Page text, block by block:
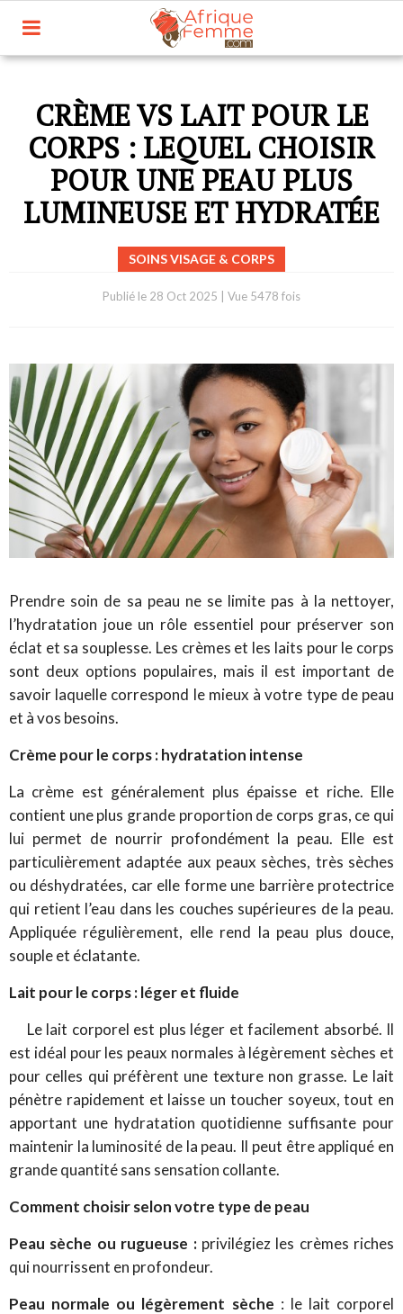
CRÈME VS LAIT POUR LE
CORPS : LEQUEL CHOISIR
POUR UNE PEAU PLUS
LUMINEUSE ET HYDRATÉE
SOINS VISAGE & CORPS
Publié le 28 Oct 2025 Vue 5478 fois
Prendre soin de sa peau ne se limite pas à la nettoyer,
l’hydratation joue un rôle essentiel pour préserver son
éclat et sa souplesse. Les crèmes et les laits pour le corps
sont deux options populaires, mais il est important de
savoir laquelle correspond le mieux à votre type de peau
et à vos besoins.
Crème pour le corps : hydratation intense
La crème est généralement plus épaisse et riche. Elle
contient une plus grande proportion de corps gras, ce qui
lui permet de nourrir profondément la peau. Elle est
particulièrement adaptée aux peaux sèches, très sèches
ou déshydratées, car elle forme une barrière protectrice
qui retient l’eau dans les couches supérieures de la peau.
Appliquée régulièrement, elle rend la peau plus douce,
souple et éclatante.
Lait pour le corps : léger et fluide
Le lait corporel est plus léger et facilement absorbé. Il
est idéal pour les peaux normales à légèrement sèches et
pour celles qui préfèrent une texture non grasse. Le lait
pénètre rapidement et laisse un toucher soyeux, tout en
apportant une hydratation quotidienne suffisante pour
maintenir la luminosité de la peau. Il peut être appliqué en
grande quantité sans sensation collante.
Comment choisir selon votre type de peau
Peau sèche ou rugueuse :privilégiez les crèmes riches
qui nourrissent en profondeur.
Peau normale ou légèrement sèche : le lait corporel